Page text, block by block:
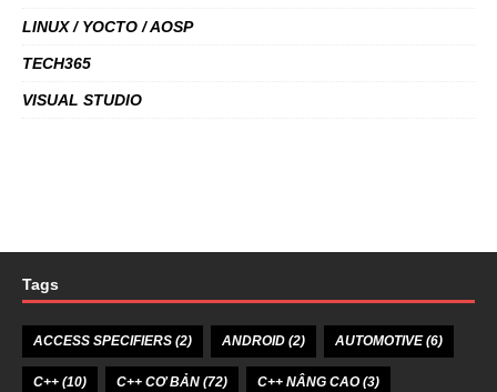
LINUX / YOCTO / AOSP
TECH365
VISUAL STUDIO
Tags
ACCESS SPECIFIERS (2) ANDROID (2) AUTOMOTIVE(6)
C++ (10) C++ CƠ BẢN (72) C++ NÂNG CAO(3)